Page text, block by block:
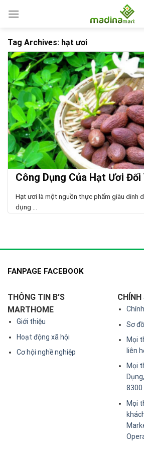
Tag Archives: hạt ươi
Công Dụng Của Hạt Ươi
Hạt ươi là một nguồn thực phẩm giàu dinh
dụng ...
FANPAGE FACEBOOK
THÔNG TIN B'S
MARTHOME
Giới thiệu
Hoạt động xã hội
Cơ hội nghề nghiệp
CHÍNH
Sơ
Mọi
liên
Mọi
8300
Mọi